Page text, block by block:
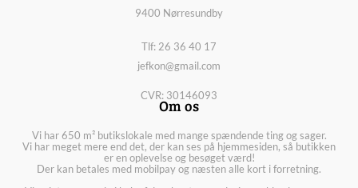
9400 Nørresundby
Tlf: 26 36 40 17
jefkon@gmail.com
CVR: 30146093
Om os
Vi har 650 m² butikslokale med mange spændende ting og sager.
Vi har meget mere end det, der kan ses på hjemmesiden, så butikken
er en oplevelse og besøget værd!
Der kan betales med mobilpay og næsten alle kort i forretning.